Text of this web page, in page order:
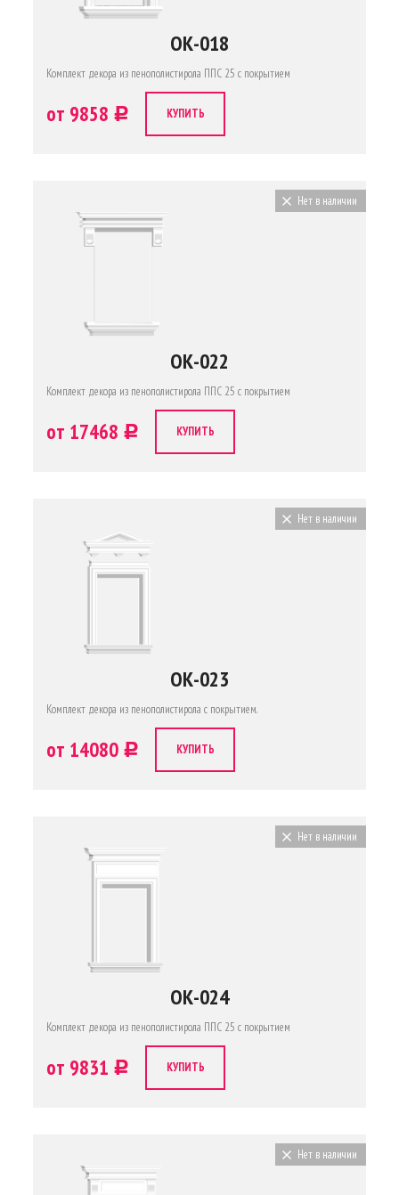
ОК-018
Комплект декора из пенополистирола ППС 25 с покрытием
от 9858 c КУПИТЬ
Нет в наличии
ОК-022
Комплект декора из пенополистирола ППС 25 с покрытием
от 17468 c КУПИТЬ
Нет в наличии
ОК-023
Комплект декора из пенополистирола с покрытием.
от 14080 c КУПИТЬ
Нет в наличии
ОК-024
Комплект декора из пенополистирола ППС 25 с покрытием
от 9831 c КУПИТЬ
Нет в наличии